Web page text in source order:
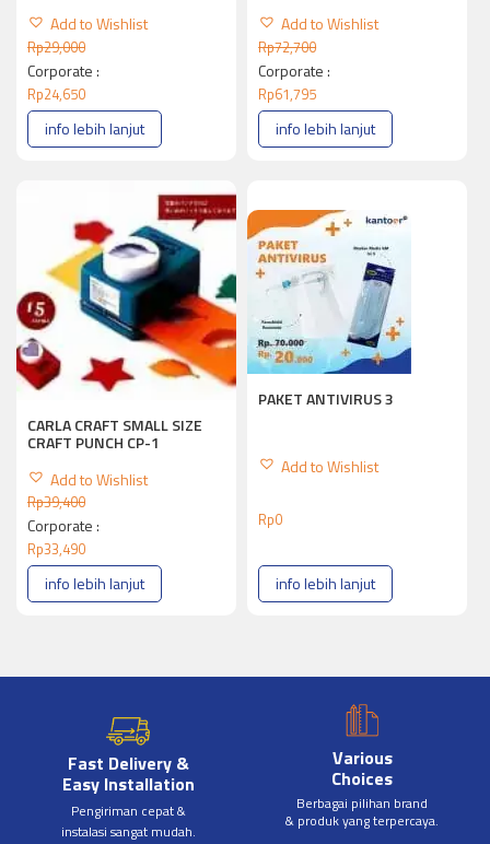
Add to Wishlist
Rp29,000
Corporate :
Rp24,650
info lebih lanjut
Add to Wishlist
Rp72,700
Corporate :
Rp61,795
info lebih lanjut
CARLA CRAFT SMALL SIZE
CRAFT PUNCH CP-1
Add to Wishlist
Rp39,400
Corporate :
Rp33,490
info lebih lanjut
PAKET ANTIVIRUS 3
Add to Wishlist
Rp0
info lebih lanjut
Fast Delivery &
Easy Installation
Pengiriman cepat &
instalasi sangat mudah.
Various
Choices
Berbagai pilihan brand
& produk yang terpercaya.